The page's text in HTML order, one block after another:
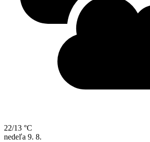
22/13 °C
nedeľa 9. 8.